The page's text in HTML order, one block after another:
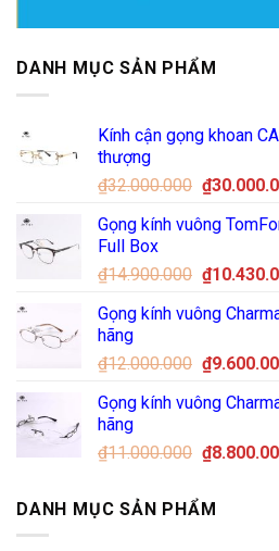
DANH MỤC SẢN PHẨM
Kính cận gọng khoan
thượng
₫32.000.000 Giá
là:
₫
Gọng kính vuông
Full Box
₫14.900.000 Giá
là:
₫
Gọng kính vuông
hãng
₫12.000.000 Giá
là:
₫
Gọng kính vuông
hãng
₫11.000.000 Giá
₫
DANH MỤC SẢN PHẨM